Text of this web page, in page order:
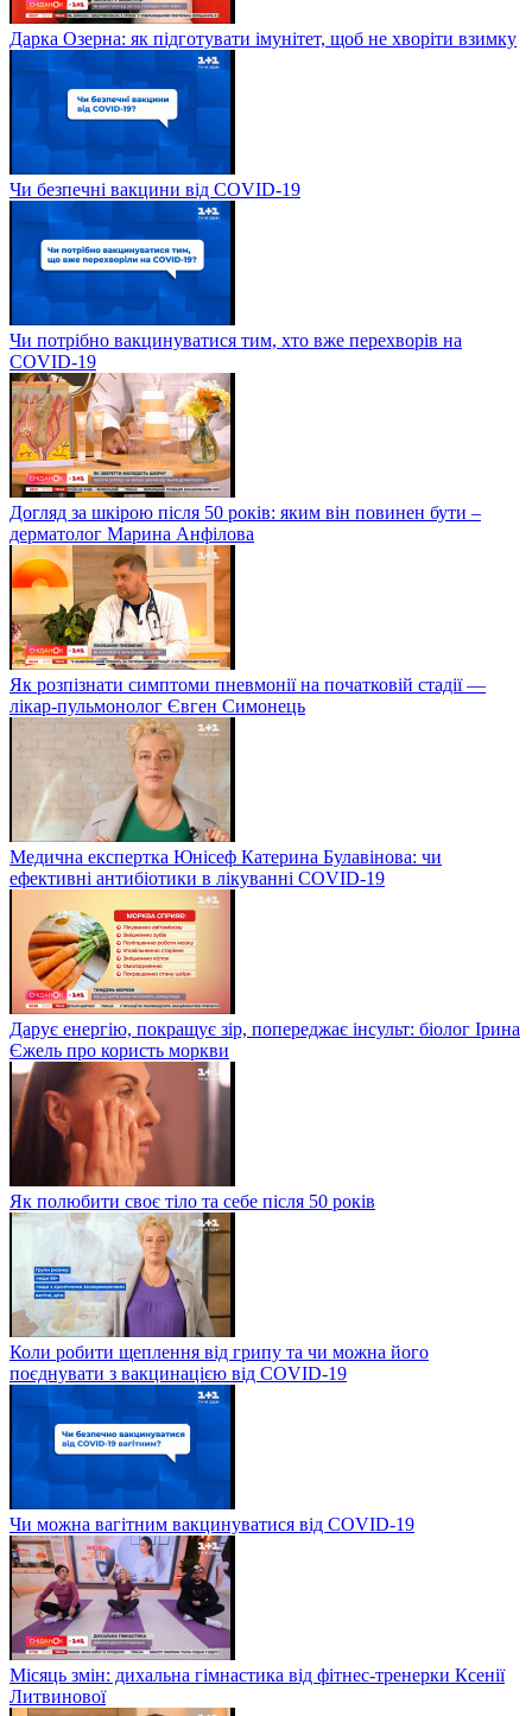
Дарка Озерна: як підготувати імунітет, щоб не хворіти взимку
Чи безпечні вакцини від COVID-19
Чи потрібно вакцинуватися тим, хто вже перехворів на
COVID-19
Догляд за шкірою після 50 років: яким він повинен бути –
дерматолог Марина Анфілова
Як розпізнати симптоми пневмонії на початковій стадії —
лікар-пульмонолог Євген Симонець
Медична експертка Юнісеф Катерина Булавінова: чи
ефективні антибіотики в лікуванні COVID-19
Дарує енергію, покращує зір, попереджає інсульт: біолог Ірина
Єжель про користь моркви
Як полюбити своє тіло та себе після 50 років
Коли робити щеплення від грипу та чи можна його
поєднувати з вакцинацією від COVID-19
Чи можна вагітним вакцинуватися від COVID-19
Місяць змін: дихальна гімнастика від фітнес-тренерки Ксенії
Литвинової